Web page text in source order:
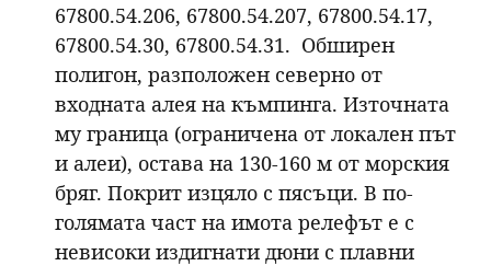
67800.54.206, 67800.54.207, 67800.54.17,
67800.54.30, 67800.54.31. Обширен
полигон, разположен северно от
входната алея на къмпинга. Източната
му граница (ограничена от локален път
и алеи), остава на 130-160 м от морския
бряг. Покрит изцяло с пясъци. В по-
голямата част на имота релефът е с
невисоки издигнати дюни с плавни